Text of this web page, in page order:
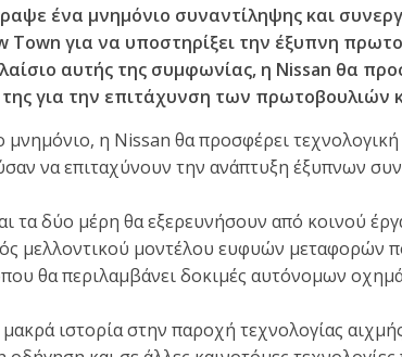
ένα μνημόνιο συναντίληψης και
Town για να υποστηρίξει την έξυπνη
αυτής της συμφωνίας, η Nissan θα
για την επιτάχυνση των πρωτοβουλιών
η Nissan θα προσφέρει
να επιταχύνουν την ανάπτυξη έξυπνων
τα δύο μέρη θα εξερευνήσουν από κοινού
μελλοντικού μοντέλου ευφυών μεταφορών
θα περιλαμβάνει δοκιμές αυτόνομων
ιστορία στην παροχή τεχνολογίας